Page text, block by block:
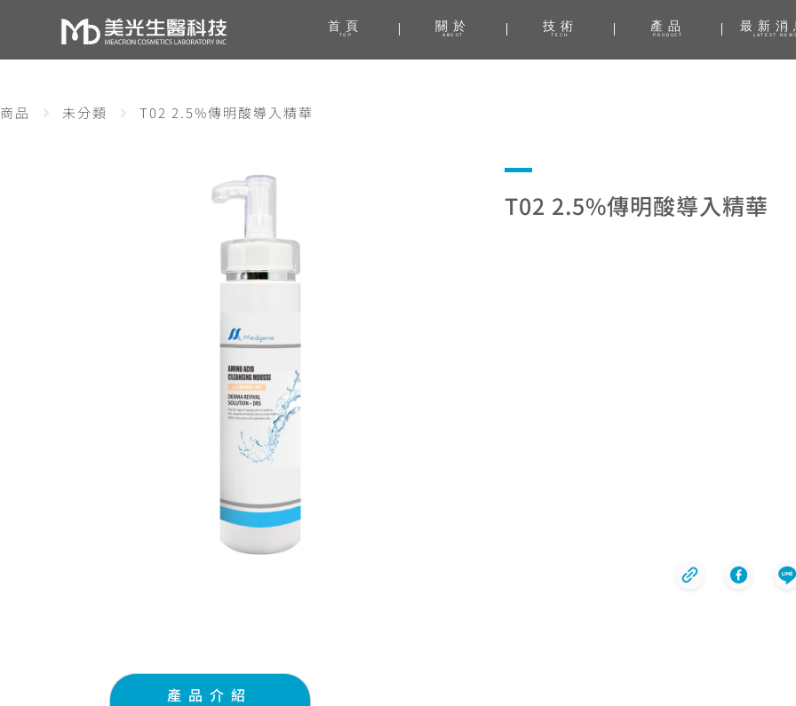
首頁
TOP
關於
ABOUT
技術
TECH.
產品
PRODUCT
最新消
LATEST
商品 未分類 T02 2.5%傳明酸導入精華
T02 2.5%傳明酸導入精華
產品介紹